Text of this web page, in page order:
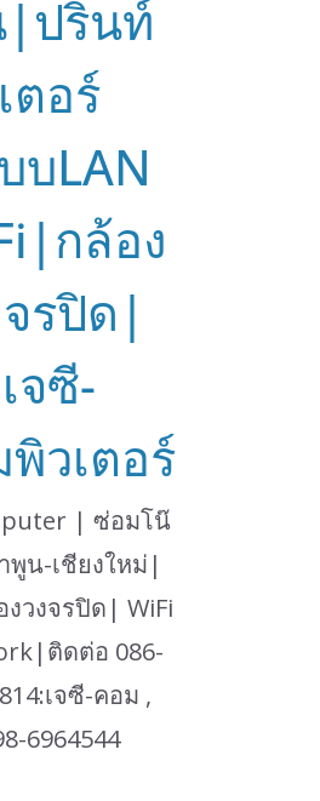
ปริ้นท์
เตอร์
บLAN
กล้อง
รปิด|
เจซี-
วเตอร์
| ซ่อมโน๊
พูน-เชียงใหม่|
งวงจรปิด| WiFi
ติดต่อ 086-
เจซี-คอม ,
6964544